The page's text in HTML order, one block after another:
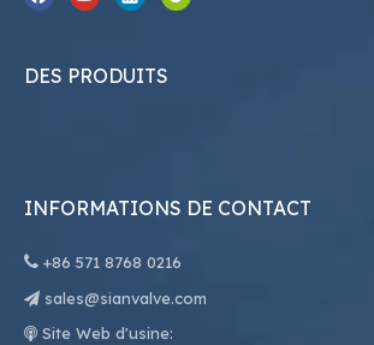
DES PRODUITS
INFORMATIONS DE CONTACT
 +86 571 8768 0216
 sales@sianvalve.com
 Site Web d'usine: